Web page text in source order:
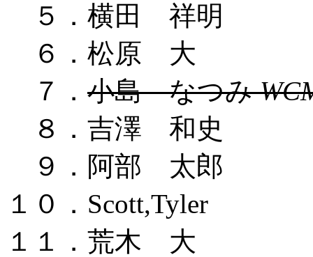
５．横田 祥明
６．松原 大
７． 小島 なつみ
８．吉澤 和史
９．阿部 太郎
１０．Scott,Tyler
１１．荒木 大